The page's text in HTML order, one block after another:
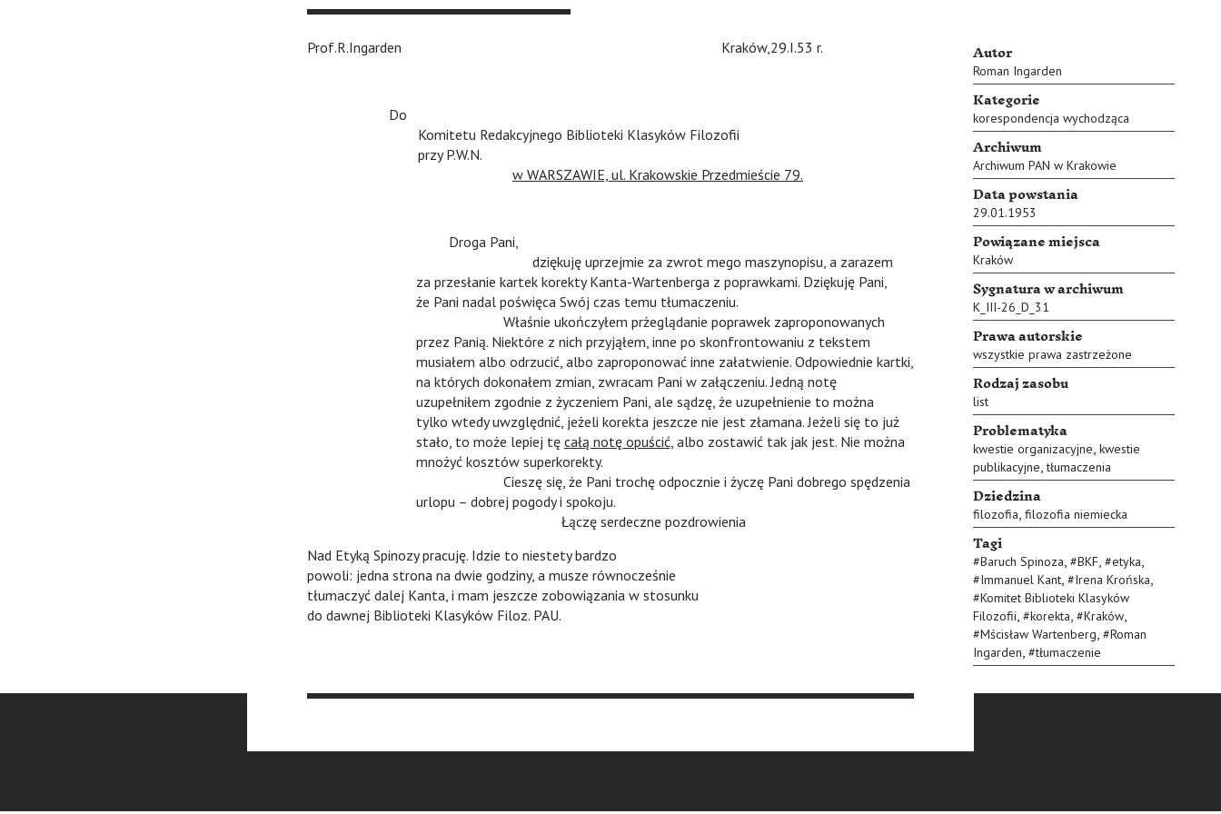
Autor
Roman Ingarden
Kategorie
korespondencja wychodząca
Archiwum
Archiwum PAN w Krakowie
Data powstania
29.01.1953
Powiązane miejsca
Kraków
Sygnatura w archiwum
K_III-26_D_31
Prawa autorskie
wszystkie prawa zastrzeżone
Rodzaj zasobu
list
Problematyka
kwestie organizacyjne, kwestie
publikacyjne,tłumaczenia
Dziedzina
filozofia, filozofia niemiecka
Tagi
#Baruch Spinoza, #BKF, #etyka,
#Immanuel Kant, #Irena Krońska,
#Komitet Biblioteki Klasyków
Filozofii, #korekta, #Kraków,
#Mścisław Wartenberg, #Roman
Ingarden, #tłumaczenie
Prof.R.Ingarden Kraków,29.I.53 r.
Do
Komitetu Redakcyjnego Biblioteki Klasyków Filozofii
przy P.W.N.
w WARSZAWIE, ul. Krakowskie Przedmieście 79.
Droga Pani,
dziękuję uprzejmie za zwrot mego maszynopisu, a zarazem
za przesłanie kartek korekty Kanta-Wartenberga z poprawkami. Dziękuję Pani,
że Pani nadal poświęca Swój czas temu tłumaczeniu.
Właśnie ukończyłem prżeglądanie poprawek zaproponowanych
przez Panią. Niektóre z nich przyjąłem, inne po skonfrontowaniu z tekstem
musiałem albo odrzucić, albo zaproponować inne załatwienie. Odpowiednie kartki,
na których dokonałem zmian, zwracam Pani w załączeniu. Jedną notę
uzupełniłem zgodnie z życzeniem Pani, ale sądzę, że uzupełnienie to można
tylko wtedy uwzględnić, jeżeli korekta jeszcze nie jest złamana. Jeżeli się to już
stało, to może lepiej tę całą notę opuścić, albo zostawić tak jak jest. Nie można
mnożyć kosztów superkorekty.
Cieszę się, że Pani trochę odpocznie i życzę Pani dobrego spędzenia
urlopu – dobrej pogody i spokoju.
Łączę serdeczne pozdrowienia
Nad Etyką Spinozy pracuję. Idzie to niestety bardzo
powoli: jedna strona na dwie godziny, a musze równocześnie
tłumaczyć dalej Kanta, i mam jeszcze zobowiązania w stosunku
do dawnej Biblioteki Klasyków Filoz. PAU.